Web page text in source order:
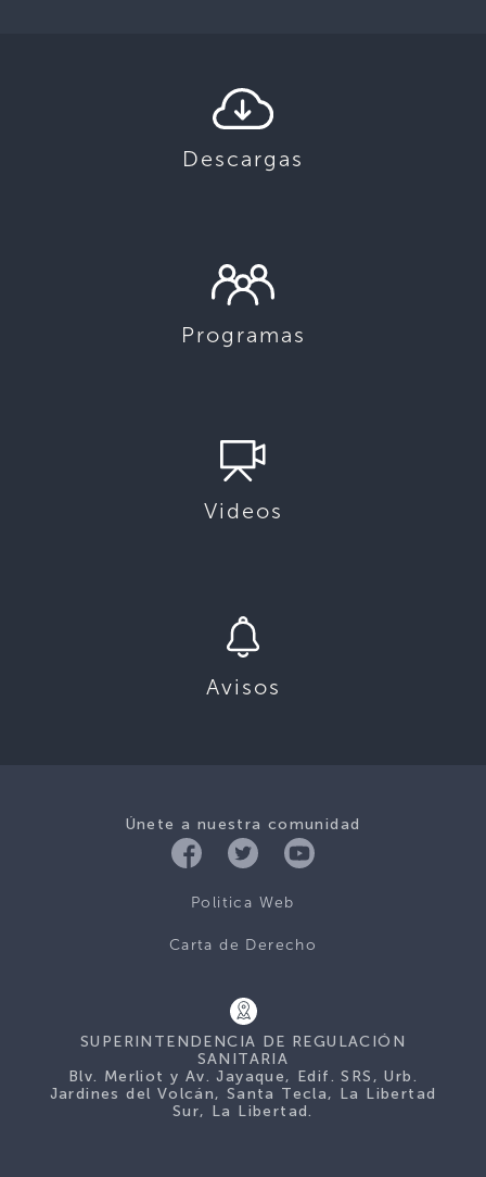
Descargas
Programas
Videos
Avisos
Únete a nuestra comunidad
Politica Web
Carta de Derecho
SUPERINTENDENCIA DE REGULACIÓN
SANITARIA
Blv. Merliot y Av. Jayaque, Edif. SRS, Urb.
Jardines del Volcán, Santa Tecla, La Libertad
Sur, La Libertad.